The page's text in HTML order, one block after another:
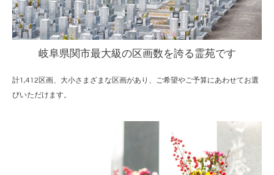
岐阜県関市最大級の区画数を誇る霊苑です
計1,412区画、大小さまざまな区画があり、ご希望やご予算にあわせてお選
びいただけます。